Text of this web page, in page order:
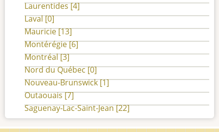
Laurentides[4]
Laval[0]
Mauricie[13]
Montérégie[6]
Montréal[3]
Nord du Québec[0]
Nouveau-Brunswick[1]
Outaouais[7]
Saguenay-Lac-Saint-Jean[22]